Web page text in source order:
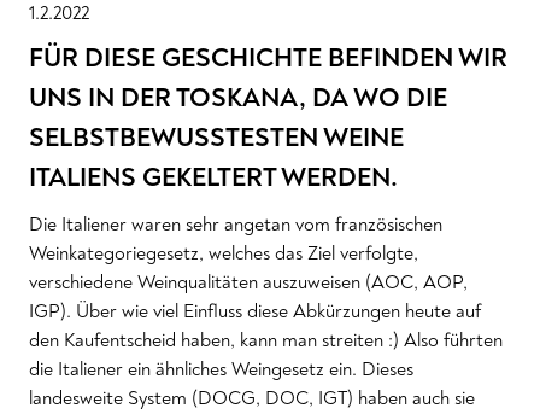
1.2.2022
FÜR DIESE GESCHICHTE BEFINDEN WIR
UNS IN DER TOSKANA, DA WO DIE
SELBSTBEWUSSTESTEN WEINE
ITALIENS GEKELTERT WERDEN.
Die Italiener waren sehr angetan vom französischen
Weinkategoriegesetz, welches das Ziel verfolgte,
verschiedene Weinqualitäten auszuweisen (AOC, AOP,
IGP). Über wie viel Einfluss diese Abkürzungen heute auf
den Kaufentscheid haben, kann man streiten :) Also führten
die Italiener ein ähnliches Weingesetz ein. Dieses
landesweite System (DOCG, DOC, IGT) haben auch sie